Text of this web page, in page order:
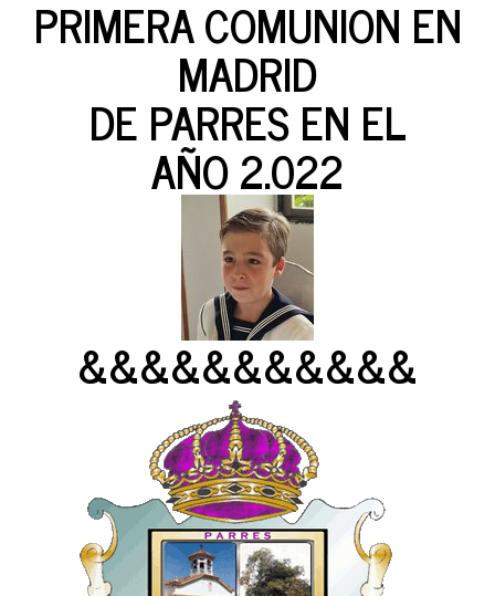
PRIMERA COMUNION EN
MADRID
DE PARRES EN EL
AÑO 2.022
&&&&&&&&&&&